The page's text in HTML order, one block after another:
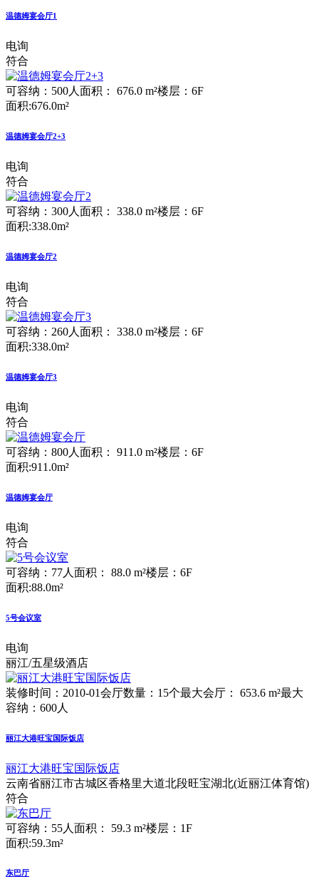
温德姆宴会厅1
电询
符合
可容纳：500人 面积： 676.0 m²楼层：6F
面积:676.0m²
温德姆宴会厅2+3
电询
符合
可容纳：300人 面积： 338.0 m²楼层：6F
面积:338.0m²
温德姆宴会厅2
电询
符合
可容纳：260人 面积： 338.0 m²楼层：6F
面积:338.0m²
温德姆宴会厅3
电询
符合
可容纳：800人 面积： 911.0 m²楼层：6F
面积:911.0m²
温德姆宴会厅
电询
符合
可容纳：77人 面积： 88.0 m²楼层：6F
面积:88.0m²
5号会议室
电询
丽江/五星级酒店
装修时间：2010-01会厅数量：15个最大会厅： 653.6 m²最大
容纳：600人
丽江大港旺宝国际饭店
丽江大港旺宝国际饭店
云南省丽江市古城区香格里大道北段旺宝湖北(近丽江体育馆)
符合
可容纳：55人 面积： 59.3 m²楼层：1F
面积:59.3m²
东巴厅